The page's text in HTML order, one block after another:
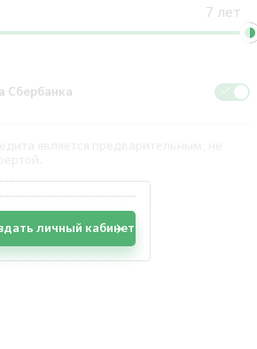
Сбербанка
личный кабинет